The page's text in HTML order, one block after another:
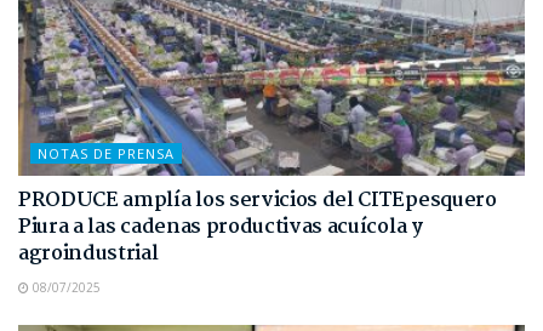
NOTAS DE PRENSA
PRODUCE amplía los servicios del CITEpesquero
Piura a las cadenas productivas acuícola y
agroindustrial
08/07/2025